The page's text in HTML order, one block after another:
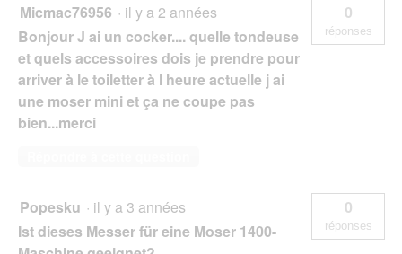
Micmac76956 · il y a 2 années
Bonjour J ai un cocker.... quelle tondeuse
et quels accessoires dois je prendre pour
arriver à le toiletter à l heure actuelle j ai
une moser mini et ça ne coupe pas
bien...merci
0
réponses
Popesku · il y a 3 années
Ist dieses Messer für eine Moser 1400-
0
réponses